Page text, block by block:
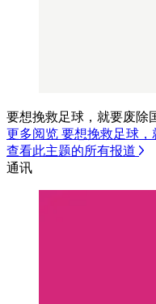
要想挽救足球，就要废除
更多阅览 要想挽救足球
查看此主题的所有报道
通讯